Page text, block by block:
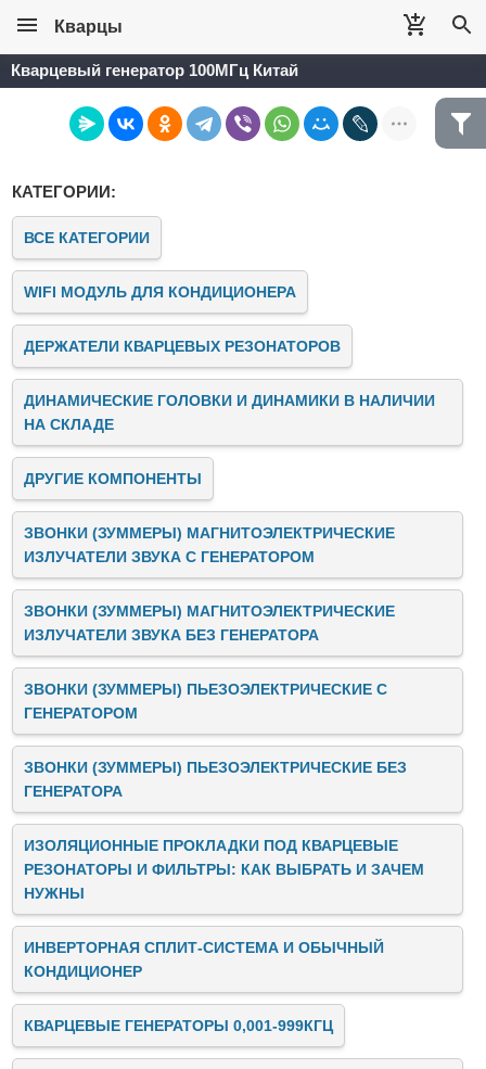
Кварцы
Кварцевый генератор 100МГц Китай
КАТЕГОРИИ:
ВСЕ КАТЕГОРИИ
WIFI МОДУЛЬ ДЛЯ КОНДИЦИОНЕРА
ДЕРЖАТЕЛИ КВАРЦЕВЫХ РЕЗОНАТОРОВ
ДИНАМИЧЕСКИЕ ГОЛОВКИ И ДИНАМИКИ В НАЛИЧИИ
НА СКЛАДЕ
ДРУГИЕ КОМПОНЕНТЫ
ЗВОНКИ (ЗУММЕРЫ) МАГНИТОЭЛЕКТРИЧЕСКИЕ
ИЗЛУЧАТЕЛИ ЗВУКА C ГЕНЕРАТОРОМ
ЗВОНКИ (ЗУММЕРЫ) МАГНИТОЭЛЕКТРИЧЕСКИЕ
ИЗЛУЧАТЕЛИ ЗВУКА БЕЗ ГЕНЕРАТОРА
ЗВОНКИ (ЗУММЕРЫ) ПЬЕЗОЭЛЕКТРИЧЕСКИЕ C
ГЕНЕРАТОРОМ
ЗВОНКИ (ЗУММЕРЫ) ПЬЕЗОЭЛЕКТРИЧЕСКИЕ БЕЗ
ГЕНЕРАТОРА
ИЗОЛЯЦИОННЫЕ ПРОКЛАДКИ ПОД КВАРЦЕВЫЕ
РЕЗОНАТОРЫ И ФИЛЬТРЫ: КАК ВЫБРАТЬ И ЗАЧЕМ
НУЖНЫ
ИНВЕРТОРНАЯ СПЛИТ-СИСТЕМА И ОБЫЧНЫЙ
КОНДИЦИОНЕР
КВАРЦЕВЫЕ ГЕНЕРАТОРЫ 0,001-999КГЦ